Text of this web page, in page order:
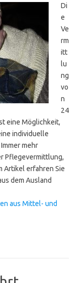
Di
e
Ve
rm
itt
lu
ng
vo
n
24
eine Möglichkeit,
individuelle
mehr
Pflegevermittlung,
Artikel erfahren Sie
dem Ausland
aus Mittel- und